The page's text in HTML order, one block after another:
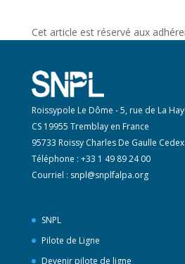
Cet article est réservé aux
Roissypole Le Dôme - 5, rue de La
CS 19955 Tremblay en France
95733 Roissy Charles De Gaulle Cedex
Téléphone : +33 1 49 89 24 00
Courriel : snpl@snplfalpa.org
SNPL
Pilote de Ligne
Devenir pilote de ligne